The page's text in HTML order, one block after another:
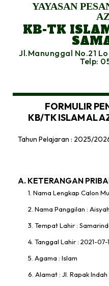
YAYASAN
KB-TK
Jl.Manunggal No.21
Telp:
FORMULIR
KB/TK ISLAM AL
Tahun Pelajaran : 2025/
A. KETERANGAN
1. Nama Lengkap Calon
2. Nama Panggilan : Aisyah
3. Tempat Lahir :
4. Tanggal Lahir : 2021-07-
5. Agama : Islam
6. Alamat : Jl. Rapak Indah